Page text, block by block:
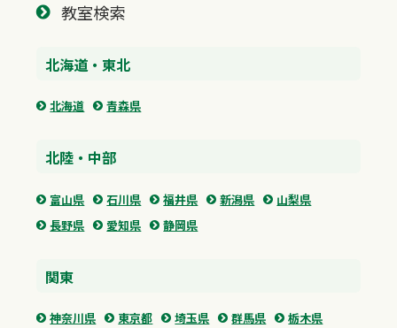
教室検索
北海道・東北
北海道 青森県
北陸・中部
富山県 石川県 福井県 新潟県
山梨県
長野県
愛知県 静岡県
関東
神奈川県 東京都 埼玉県 群馬県
栃木県